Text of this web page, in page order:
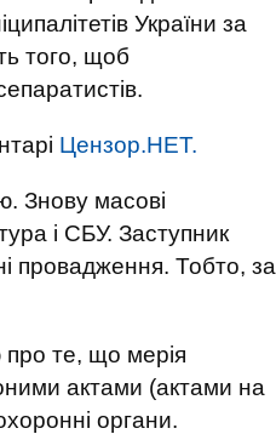
України за
того, щоб
Цензор.НЕТ.
Знову масові
і СБУ. Заступник
провадження. Тобто, за
те, що мерія
актами (актами на
органи.